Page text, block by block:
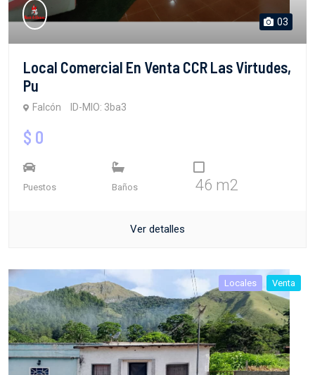
03
Local Comercial En Venta CCR Las Virtudes,
Pu
Falcón ID-MIO: 3ba3
$ 0
Puestos Baños 46 m2
Ver detalles
Locales Venta